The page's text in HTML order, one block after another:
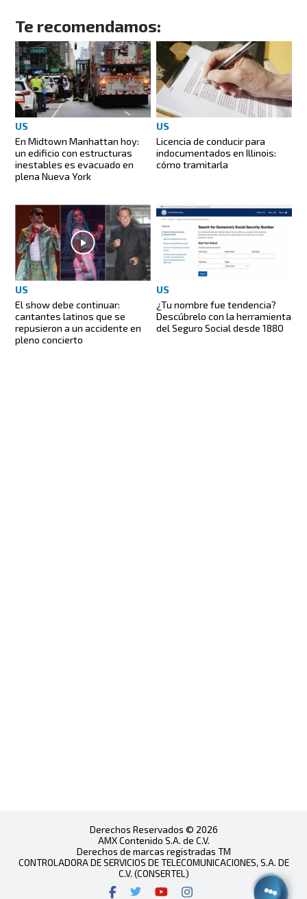
Te recomendamos:
US
En Midtown Manhattan hoy:
un edificio con estructuras
inestables es evacuado en
plena Nueva York
US
Licencia de conducir para
indocumentados en Illinois:
cómo tramitarla
US
El show debe continuar:
cantantes latinos que se
repusieron a un accidente en
pleno concierto
US
¿Tu nombre fue tendencia?
Descúbrelo con la herramienta
del Seguro Social desde 1880
Derechos Reservados © 2026
AMX Contenido S.A. de C.V.
Derechos de marcas registradas TM
CONTROLADORA DE SERVICIOS DE TELECOMUNICACIONES, S.A. DE
C.V. (CONSERTEL)